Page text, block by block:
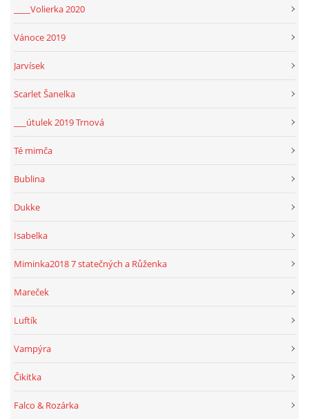
____Volierka 2020
Vánoce 2019
Jarvísek
Scarlet Šanelka
___útulek 2019 Trnová
Té mimča
Bublina
Dukke
Isabelka
Miminka2018 7 statečných a Růženka
Mareček
Luftík
Vampýra
Čikitka
Falco & Rozárka